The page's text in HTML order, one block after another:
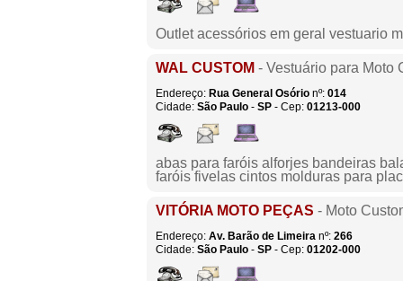
Outlet acessórios em geral vestuario
WAL CUSTOM - Vestuário para Moto
Endereço: Rua General Osório nº: 014
Cidade: São Paulo - SP - Cep: 01213-000
abas para faróis alforjes bandeiras
faróis fivelas cintos molduras para
VITÓRIA MOTO PEÇAS - Moto
Endereço: Av. Barão de Limeira nº: 266
Cidade: São Paulo - SP - Cep: 01202-000